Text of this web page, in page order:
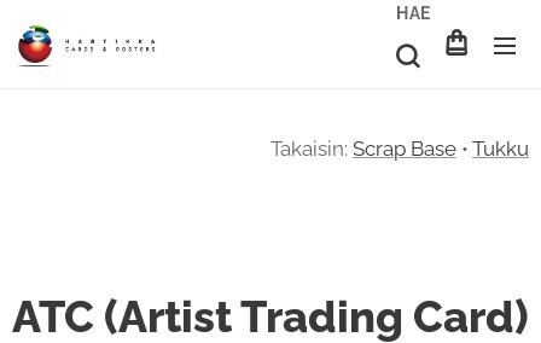
HAE
Takaisin: Scrap Base • Tukku
ATC (Artist Trading Card)